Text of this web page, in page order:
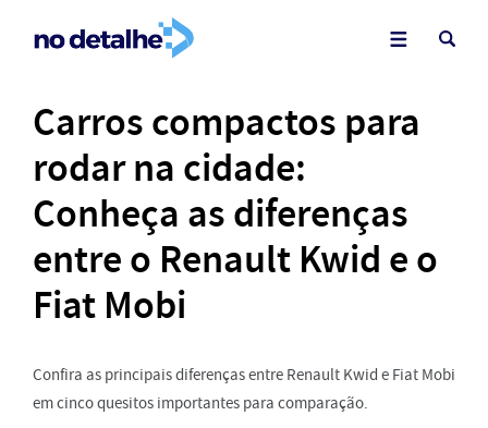
Carros compactos para
rodar na cidade:
Conheça as diferenças
entre o Renault Kwid e o
Fiat Mobi
Confira as principais diferenças entre Renault Kwid e Fiat Mobi
em cinco quesitos importantes para comparação.